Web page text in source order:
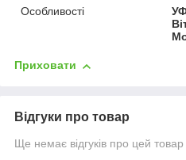
Особливості
Приховати
Відгуки про товар
Ще немає відгуків про цей товар